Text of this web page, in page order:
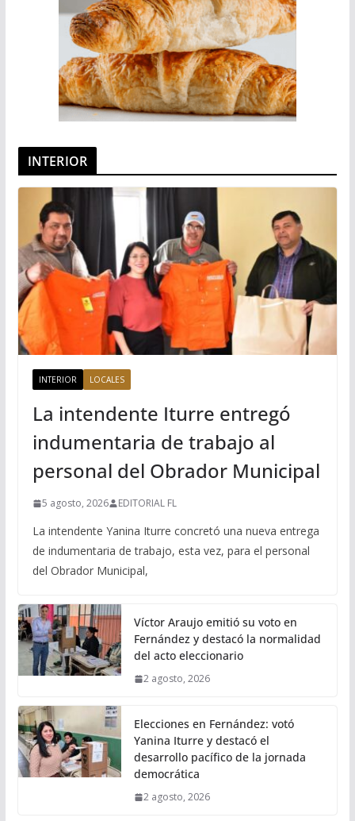
INTERIOR
INTERIOR LOCALES
La intendente Iturre entregó
indumentaria de trabajo al
personal del Obrador Municipal
5 agosto, 2026 EDITORIAL FL
La intendente Yanina Iturre concretó una nueva entrega
de indumentaria de trabajo, esta vez, para el personal
del Obrador Municipal,
Víctor Araujo emitió su voto en
Fernández y destacó la normalidad
del acto eleccionario
2 agosto, 2026
Elecciones en Fernández: votó
Yanina Iturre y destacó el
desarrollo pacífico de la jornada
democrática
2 agosto, 2026